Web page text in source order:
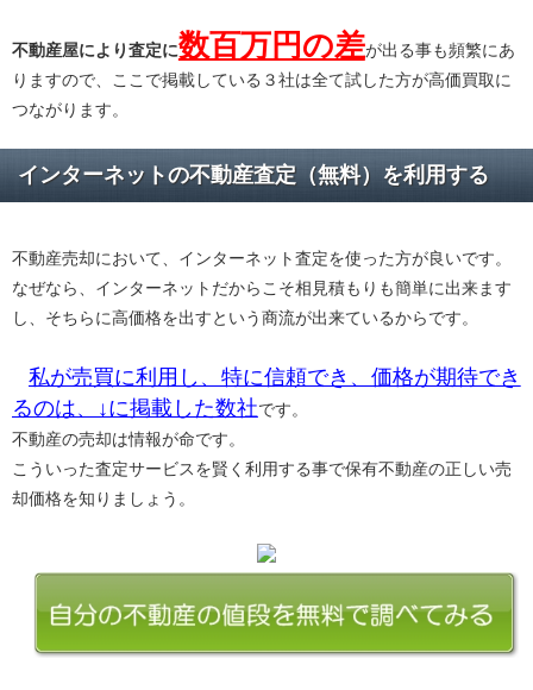
不動産屋により査定に数百万円の差が出る事も頻繁にあ
りますので、ここで掲載している３社は全て試した方が高価買取に
つながります。
インターネットの不動産査定（無料）を利用する
不動産売却において、インターネット査定を使った方が良いです。
なぜなら、インターネットだからこそ相見積もりも簡単に出来ます
し、そちらに高価格を出すという商流が出来ているからです。
私が売買に利用し、特に信頼でき、価格が期待でき
るのは、↓に掲載した数社です。
不動産の売却は情報が命です。
こういった査定サービスを賢く利用する事で保有不動産の正しい売
却価格を知りましょう。